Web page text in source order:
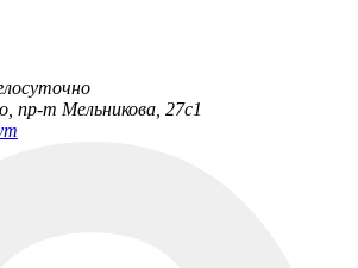
пр-т Мельникова, 27c1